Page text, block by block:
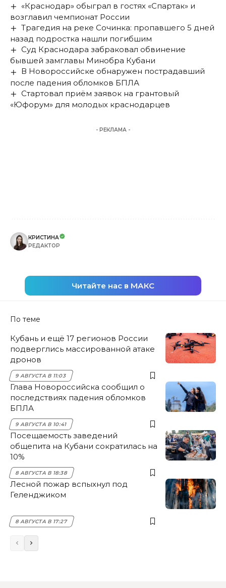
«Краснодар» обыграл в гостях «Спартак» и
возглавил чемпионат России
Трагедия на реке Сочинка: пропавшего 5 дней
назад подростка нашли погибшим
Суд Краснодара забраковал обвинение
бывшей замглавы Минобра Кубани
В Новороссийске обнаружен пострадавший
после падения обломков БПЛА
Стартовал приём заявок на грантовый
«Юфорум» для молодых краснодарцев
- РЕКЛАМА -
КРИСТИНА
РЕДАКТОР
Читайте нас в МАКС
По теме
Кубань и ещё 17 регионов России
подверглись массированной атаке
дронов
9 АВГУСТА В 11:03
Глава Новороссийска сообщил о
последствиях падения обломков
БПЛА
9 АВГУСТА В 10:41
Посещаемость заведений
общепита на Кубани сократилась на
10%
8 АВГУСТА В 18:38
Лесной пожар вспыхнул под
Геленджиком
8 АВГУСТА В 17:27